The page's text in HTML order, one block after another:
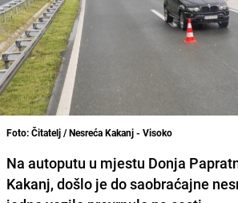
Foto: Čitatelj / Nesreća Kakanj - Visoko
Na autoputu u mjestu Donja
Kakanj, došlo je do saobraćajne